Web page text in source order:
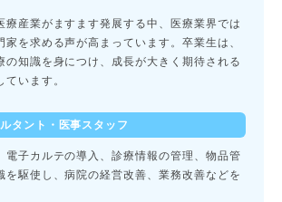
療産業がますます発展する中、医療業界では
家を求める声が高まっています。卒業生は、
の知識を身につけ、成長が大きく期待される
います。
タント・医事スタッフ
電子カルテの導入、診療情報の管理、物品管
を駆使し、病院の経営改善、業務改善などを